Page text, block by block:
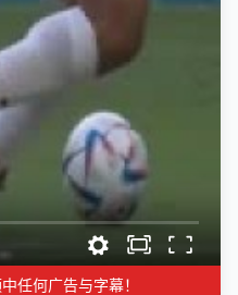
任何广告与字幕！